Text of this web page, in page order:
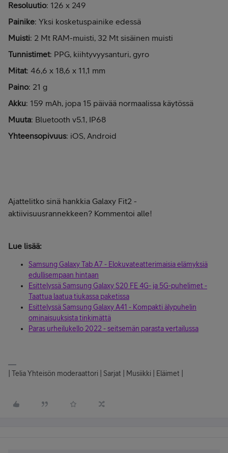
Resoluutio: 126 x 249
Painike: Yksi kosketuspainike edessä
Muisti: 2 Mt RAM-muisti, 32 Mt sisäinen muisti
Tunnistimet: PPG, kiihtyvyysanturi, gyro
Mitat: 46,6 x 18,6 x 11,1 mm
Paino: 21 g
Akku: 159 mAh, jopa 15 päivää normaalissa käytössä
Muuta: Bluetooth v5.1, IP68
Yhteensopivuus: iOS, Android
Ajattelitko sinä hankkia Galaxy Fit2 -
aktiivisuusrannekkeen? Kommentoi alle!
Lue lisää:
Samsung Galaxy Tab A7 - Elokuvateatterimaisia elämyksiä
edullisempaan hintaan
Esittelyssä Samsung Galaxy S20 FE 4G- ja 5G-puhelimet -
Taattua laatua tiukassa paketissa
Esittelyssä Samsung Galaxy A41 - Kompakti älypuhelin
ominaisuuksista tinkimättä
Paras urheilukello 2022 - seitsemän parasta vertailussa
| Telia Yhteisön moderaattori | Sarjat | Musiikki | Eläimet |